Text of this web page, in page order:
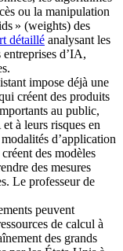
ou la manipulation
» (weights) des
détaillé analysant les
entreprises d’IA,
impose déjà une
créent des produits
au public,
à leurs risques en
d’application
des modèles
des mesures
Le professeur de
peuvent
de calcul à
des grands